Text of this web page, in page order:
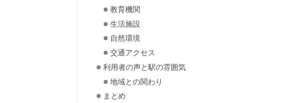
教育機関
生活施設
自然環境
交通アクセス
利用者の声と駅の雰囲気
地域との関わり
まとめ